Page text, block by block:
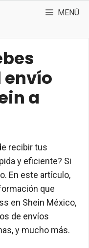
MENÚ
envío
a
recibir tus
y eficiente? Si
En este artículo,
que
en Shein México,
de envíos
y mucho más.